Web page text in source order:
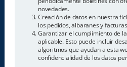
novedades.
Creación de datos en nuestra
los pedidos, albaranes y
Garantizar el cumplimiento de
aplicable. Esto puede incluir
algoritmos que ayudan a esta
confidencialidad de los datos